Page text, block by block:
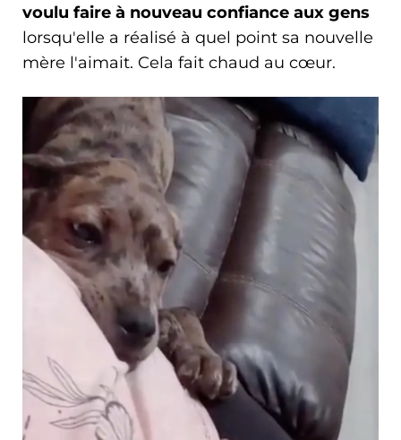
voulu faire à nouveau confiance aux gens
lorsqu'elle a réalisé à quel point sa nouvelle
mère l'aimait. Cela fait chaud au cœur.